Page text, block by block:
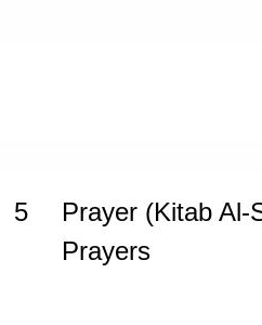
5
Prayer (Kitab Al-
Prayers